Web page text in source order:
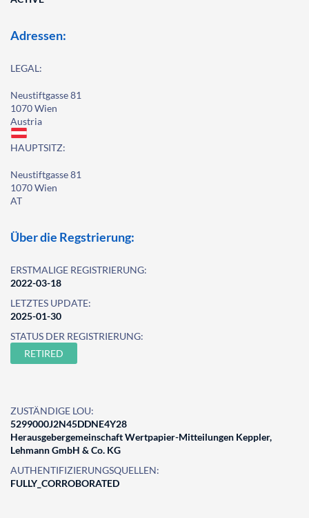
Adressen:
LEGAL:
Neustiftgasse 81
1070 Wien
Austria
HAUPTSITZ:
Neustiftgasse 81
1070 Wien
AT
Über die Regstrierung:
ERSTMALIGE REGISTRIERUNG:
2022-03-18
LETZTES UPDATE:
2025-01-30
STATUS DER REGISTRIERUNG:
RETIRED
ZUSTÄNDIGE LOU:
5299000J2N45DDNE4Y28
Herausgebergemeinschaft Wertpapier-Mitteilungen Keppler,
Lehmann GmbH & Co. KG
AUTHENTIFIZIERUNGSQUELLEN:
FULLY_CORROBORATED